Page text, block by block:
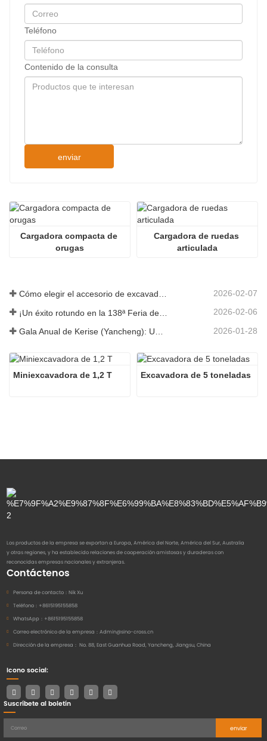
Teléfono
Contenido de la consulta
enviar
Cargadora compacta de
orugas
Cargadora de ruedas
articulada
Cómo elegir el accesorio de excavadora adecuado para trabajos de excavación y nivelación 2026-02-07
2026-02-06
2026-01-28
Miniexcavadora de 1,2 T Excavadora de 5 toneladas
Los productos de la empresa se exportan a Europa, América del Norte, América del Sur, Australia
y otras regiones, y ha establecido relaciones de cooperación amistosas y duraderas con
reconocidas empresas nacionales y extranjeras.
Contáctenos
Persona de contacto： Nik Xu
Teléfono： +8615195155858
WhatsApp： +8615195155858
Correo electrónico de la empresa： Admin@sino-cross.cn
Dirección de la empresa： No. 88, East Guanhua Road, Yancheng, Jiangsu, China
Icono social:
Suscríbete al boletín
enviar